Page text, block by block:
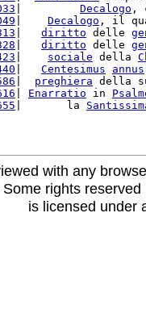
Decalogo ,
Decalogo , il
diritto delle
diritto delle
sociale della
Centesimus annus
preghiera della
Enarratio in
|       la
with any
Some rights
is licensed under